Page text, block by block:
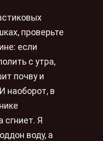
проверьте
если
с утра,
почву и
наоборот, в
сгниет. Я
воду, а